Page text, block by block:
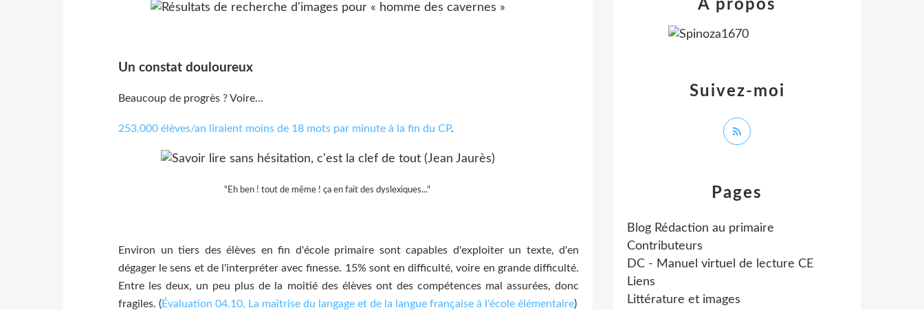
Un constat douloureux
Beaucoup de progrès ? Voire...
253.000 élèves/an liraient moins de 18 mots par minute à la fin du CP.
"Eh ben ! tout de même ! ça en fait des dyslexiques..."
Environ un tiers des élèves en fin d'école primaire sont capables d'exploiter un texte, d'en
dégager le sens et de l'interpréter avec finesse. 15% sont en difficulté, voire en grande difficulté.
Entre les deux, un peu plus de la moitié des élèves ont des compétences mal assurées, donc
fragiles. (Évaluation 04.10, La maîtrise du langage et de la langue française à l'école élémentaire)
Pages
Blog Rédaction au primaire
Contributeurs
DC - Manuel virtuel de lecture CE
Liens
Littérature et images
Suivez-moi
À propos